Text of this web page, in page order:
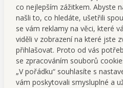
co nejlepším zážitkem. Abyste
našli to, co hledáte, ušetřili
se vám reklamy na věci, které
viděli v zobrazení na které jste
přihlašovat. Proto od vás
se zpracováním souborů
„V pořádku“ souhlasíte s
vám poskytovali smysluplné a